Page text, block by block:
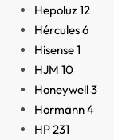
Hepoluz12
Hércules6
Hisense1
HJM 10
Honeywell3
Hormann4
HP231